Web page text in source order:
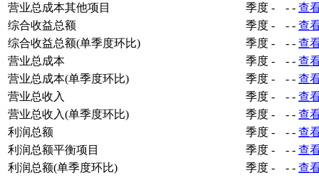
营业总成本其他项目
季度 - - - 查
综合收益总额
季度 - - - 查
综合收益总额(单季度环比)
季度 - - - 查
营业总成本
季度 - - - 查
营业总成本(单季度环比)
季度 - - - 查
营业总收入
季度 - - - 查
营业总收入(单季度环比)
季度 - - - 查
利润总额
季度 - - - 查
利润总额平衡项目
季度 - - - 查
利润总额(单季度环比)
季度 - - - 查